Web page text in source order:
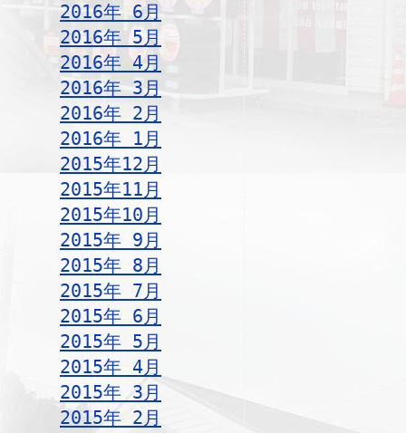
2016年 6月
2016年 5月
2016年 4月
2016年 3月
2016年 2月
2016年 1月
2015年12月
2015年11月
2015年10月
2015年 9月
2015年 8月
2015年 7月
2015年 6月
2015年 5月
2015年 4月
2015年 3月
2015年 2月